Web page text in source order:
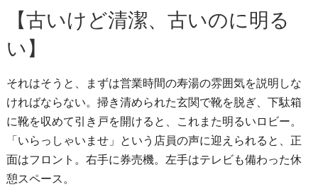
【古いけど清潔、古いのに明る
い】
それはそうと、まずは営業時間の寿湯の雰囲気を説明しな
ければならない。掃き清められた玄関で靴を脱ぎ、下駄箱
に靴を収めて引き戸を開けると、これまた明るいロビー。
「いらっしゃいませ」という店員の声に迎えられると、正
面はフロント。右手に券売機。左手はテレビも備わった休
憩スペース。